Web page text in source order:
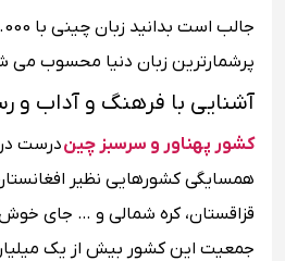
پرشمارترین زبان دنیا محسوب می
آشنایی با فرهنگ و آداب و
کشور پهناور و سرسبز چیندرست
همسایگی کشورهایی نظیر
قزاقستان، کره شمالی و … جای
جمعیت این کشور بیش از یک